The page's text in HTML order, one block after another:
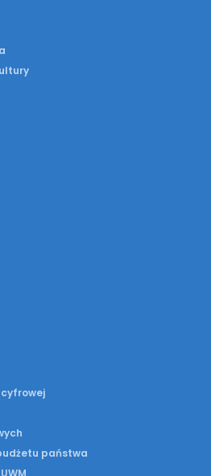
państwa